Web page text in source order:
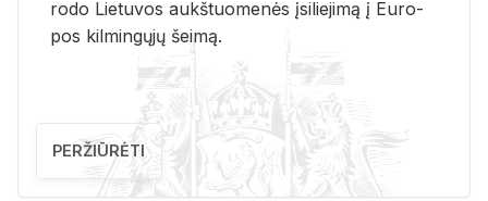
ro­do Lie­tu­vos aukš­tuo­me­nės įsi­lie­ji­mą į Eu­ro­
pos kil­min­gų­jų šei­mą.
PERŽIŪRĖTI